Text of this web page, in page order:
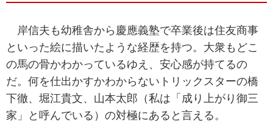
岸信夫も幼稚舎から慶應義塾で卒業後は住友商事
といった絵に描いたような経歴を持つ。大衆もどこ
の馬の骨かわかっているゆえ、安心感が持てるの
だ。何を仕出かすかわからないトリックスターの橋
下徹、堀江貴文、山本太郎（私は「成り上がり御三
家」と呼んでいる）の対極にあると言える。